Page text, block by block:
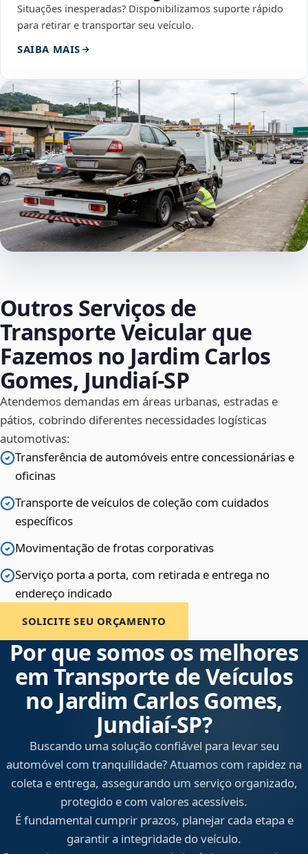
Situações inesperadas? Disponibilizamos suporte rápido
para retirar e transportar seu veículo.
SAIBA MAIS
Outros Serviços de
Transporte Veicular que
Fazemos no Jardim Carlos
Gomes, Jundiaí‑SP
Atendemos demandas em áreas urbanas, estradas e
pátios, cobrindo diferentes necessidades logísticas
automotivas:
Transferência de automóveis entre concessionárias e
oficinas
Transporte de veículos de coleção com cuidados
específicos
Movimentação de frotas corporativas
Serviço porta a porta, com retirada e entrega no
endereço indicado
SOLICITE SEU ORÇAMENTO
Por que somos os melhores
em Transporte de Veículos
no Jardim Carlos Gomes,
Jundiaí‑SP?
Buscando uma solução confiável para levar seu
automóvel com tranquilidade? Atuamos com rapidez na
coleta e entrega, assegurando um serviço organizado,
protegido e com valores acessíveis.
É fundamental cumprir prazos, planejar cada etapa e
garantir a integridade do veículo.